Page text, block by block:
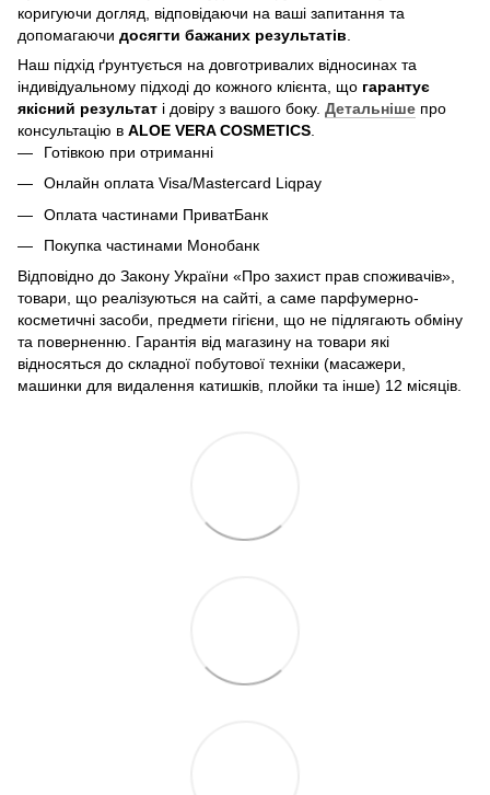
коригуючи догляд, відповідаючи на ваші запитання та
допомагаючи досягти бажаних результатів
Наш підхід ґрунтується на довготривалих відносинах та
індивідуальному підході до кожного клієнта, що гарантує
якісний результат і довіру з вашого боку. Детальніше про
консультацію в ALOE VERA COSMETICS
Готівкою при отриманні
Онлайн оплата Visa/Mastercard Liqpay
Оплата частинами ПриватБанк
Покупка частинами Монобанк
Відповідно до Закону України «Про захист прав споживачів»,
товари, що реалізуються на сайті, а саме парфумерно-
косметичні засоби, предмети гігієни, що не підлягають обміну
та поверненню. Гарантія від магазину на товари які
відносяться до складної побутової техніки (масажери,
машинки для видалення катишків, плойки та інше) 12 місяців.